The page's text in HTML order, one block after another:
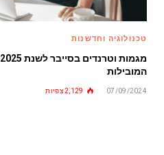
טכנולוגיה וחדשנות
המובילות
07/09/2024
2,129 צפיות